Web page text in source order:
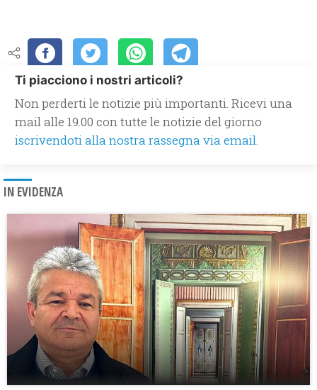
Ti piacciono i nostri articoli?
Non perderti le notizie più importanti. Ricevi una
mail alle 19.00 con tutte le notizie del giorno
iscrivendoti alla nostra rassegna via email.
IN EVIDENZA